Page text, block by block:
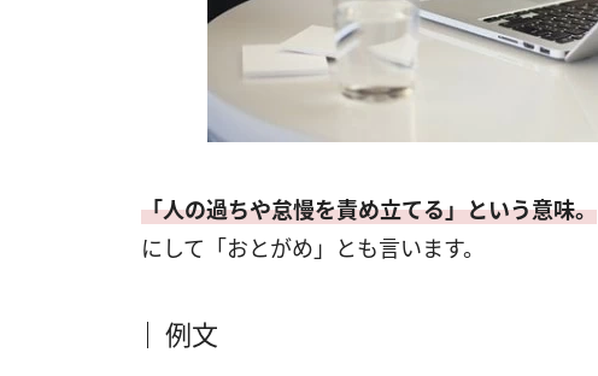
「人の過ちや怠慢を責め立てる」という意味。
にして「おとがめ」とも言います。
例文